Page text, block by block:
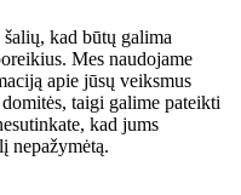
kad būtų galima
Mes naudojame
apie jūsų veiksmus
taigi galime pateikti
kad jums
nepažymėtą.